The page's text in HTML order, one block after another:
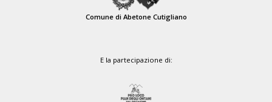
Comune di Abetone Cutigliano
E la partecipazione di: